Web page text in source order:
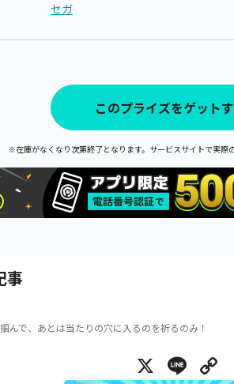
セガ
このプライズをゲット
※在庫がなくなり次第終了となります。サービスサイトで実際
事
んで、あとは当たりの穴に入るのを祈るのみ！
X Line